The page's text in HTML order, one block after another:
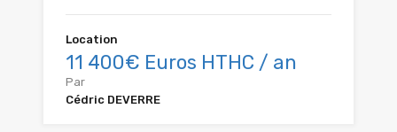
Location
11 400€ Euros HTHC / an
Par
Cédric DEVERRE